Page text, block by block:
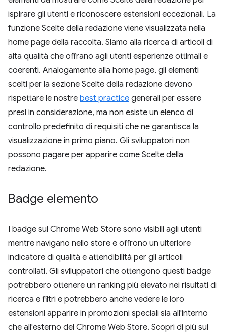
ispirare gli utenti e riconoscere estensioni eccezionali. La
funzione Scelte della redazione viene visualizzata nella
home page della raccolta. Siamo alla ricerca di articoli di
alta qualità che offrano agli utenti esperienze ottimali e
coerenti. Analogamente alla home page, gli elementi
scelti per la sezione Scelte della redazione devono
rispettare le nostre best practice generali per essere
presi in considerazione, ma non esiste un elenco di
controllo predefinito di requisiti che ne garantisca la
visualizzazione in primo piano. Gli sviluppatori non
possono pagare per apparire come Scelte della
redazione.
Badge elemento
I badge sul Chrome Web Store sono visibili agli utenti
mentre navigano nello store e offrono un ulteriore
indicatore di qualità e attendibilità per gli articoli
controllati. Gli sviluppatori che ottengono questi badge
potrebbero ottenere un ranking più elevato nei risultati di
ricerca e filtri e potrebbero anche vedere le loro
estensioni apparire in promozioni speciali sia all'interno
che all'esterno del Chrome Web Store. Scopri di più sui